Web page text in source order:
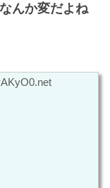
んか変だよね